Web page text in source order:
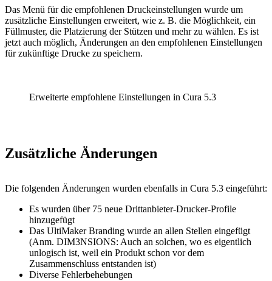
Das Menü für die empfohlenen Druckeinstellungen wurde um
zusätzliche Einstellungen erweitert, wie z. B. die Möglichkeit, ein
Füllmuster, die Platzierung der Stützen und mehr zu wählen. Es ist
jetzt auch möglich, Änderungen an den empfohlenen Einstellungen
für zukünftige Drucke zu speichern.
Erweiterte empfohlene Einstellungen in Cura 5.3
Zusätzliche Änderungen
Die folgenden Änderungen wurden ebenfalls in Cura 5.3 eingeführt:
Es wurden über 75 neue Drittanbieter-Drucker-Profile
hinzugefügt
Das UltiMaker Branding wurde an allen Stellen eingefügt
(Anm. DIM3NSIONS: Auch an solchen, wo es eigentlich
unlogisch ist, weil ein Produkt schon vor dem
Zusammenschluss entstanden ist)
Diverse Fehlerbehebungen